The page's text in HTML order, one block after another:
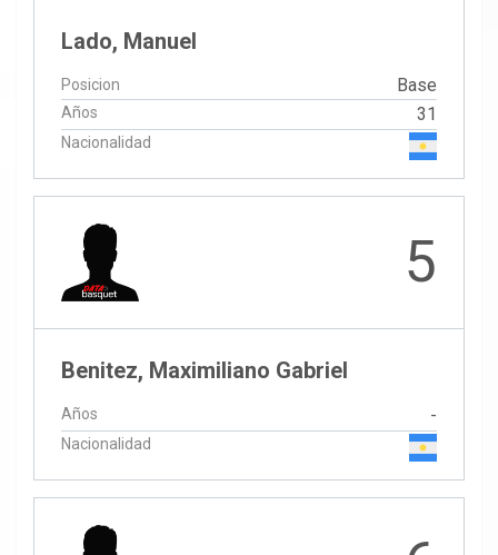
Lado, Manuel
Posicion Base
Años 31
Nacionalidad
5
Benitez, Maximiliano Gabriel
Años -
Nacionalidad